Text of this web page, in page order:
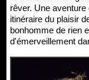
rêver. Une
itinéraire du plaisir
bonhomme de rien
d'émerveillement